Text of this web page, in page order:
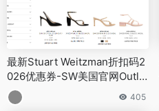
最新Stuart Weitzman折扣码2
026优惠券-SW美国官网Outlet
精选鞋履低至4折
405